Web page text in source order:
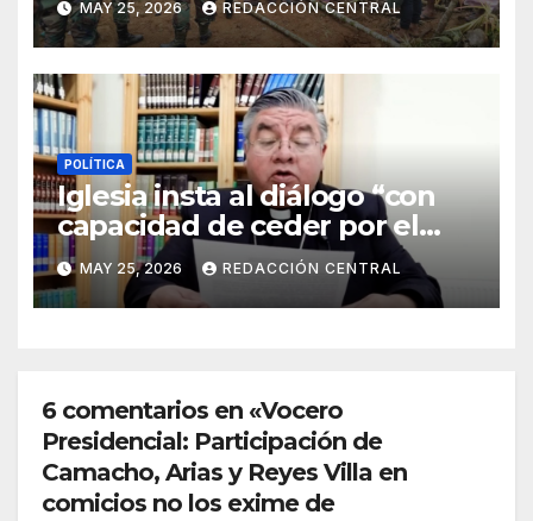
estado de sitio”
MAY 25, 2026 REDACCIÓN CENTRAL
POLÍTICA
Iglesia insta al diálogo “con
capacidad de ceder por el
bien del país” y reitera su
disposición de mediador
MAY 25, 2026 REDACCIÓN CENTRAL
6 comentarios en «Vocero
Presidencial: Participación de
Camacho, Arias y Reyes Villa en
comicios no los exime de